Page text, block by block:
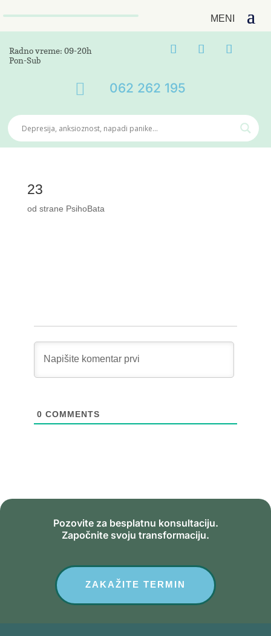
Radno vreme: 09-20h
Pon-Sub
 062 262 195
23
od strane PsihoBata
0 COMMENTS
Pozovite za besplatnu konsultaciju.
Započnite svoju transformaciju.
ZAKAŽITE TERMIN